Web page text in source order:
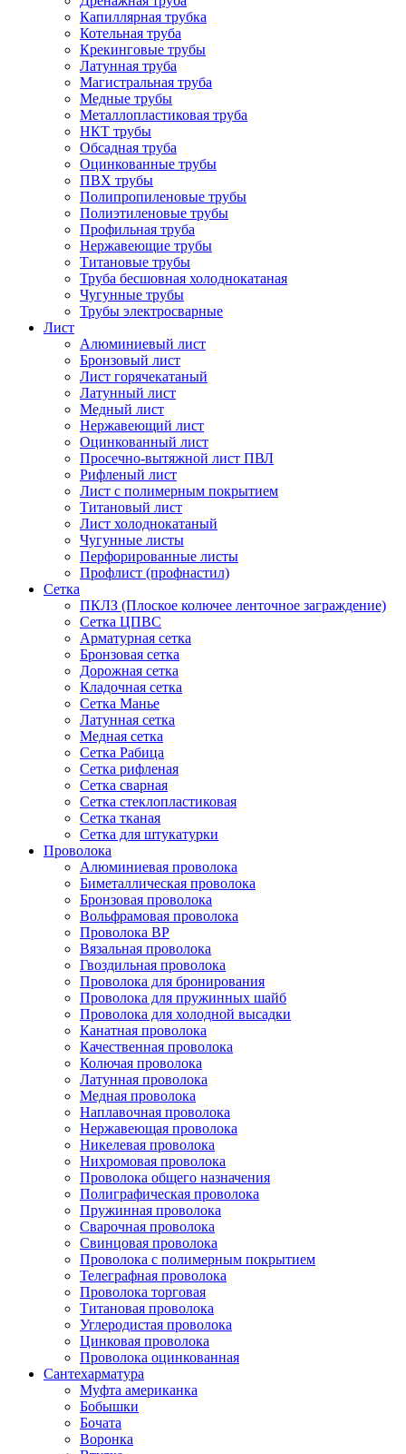
Капиллярная трубка
Котельная труба
Крекинговые трубы
Латунная труба
Магистральная труба
Медные трубы
Металлопластиковая труба
НКТ трубы
Обсадная труба
Оцинкованные трубы
ПВХ трубы
Полипропиленовые трубы
Полиэтиленовые трубы
Профильная труба
Нержавеющие трубы
Титановые трубы
Труба бесшовная холоднокатаная
Чугунные трубы
Трубы электросварные
Лист
Алюминиевый лист
Бронзовый лист
Лист горячекатаный
Латунный лист
Медный лист
Нержавеющий лист
Оцинкованный лист
Просечно-вытяжной лист ПВЛ
Рифленый лист
Лист с полимерным покрытием
Титановый лист
Лист холоднокатаный
Чугунные листы
Перфорированные листы
Профлист (профнастил)
Сетка
ПКЛЗ (Плоское колючее ленточное заграждение)
Сетка ЦПВС
Арматурная сетка
Бронзовая сетка
Дорожная сетка
Кладочная сетка
Сетка Манье
Латунная сетка
Медная сетка
Сетка Рабица
Сетка рифленая
Сетка сварная
Сетка стеклопластиковая
Сетка тканая
Сетка для штукатурки
Проволока
Алюминиевая проволока
Биметаллическая проволока
Бронзовая проволока
Вольфрамовая проволока
Проволока ВР
Вязальная проволока
Гвоздильная проволока
Проволока для бронирования
Проволока для пружинных шайб
Проволока для холодной высадки
Канатная проволока
Качественная проволока
Колючая проволока
Латунная проволока
Медная проволока
Наплавочная проволока
Нержавеющая проволока
Никелевая проволока
Нихромовая проволока
Проволока общего назначения
Полиграфическая проволока
Пружинная проволока
Сварочная проволока
Свинцовая проволока
Проволока с полимерным покрытием
Телеграфная проволока
Проволока торговая
Титановая проволока
Углеродистая проволока
Цинковая проволока
Проволока оцинкованная
Сантехарматура
Муфта американка
Бобышки
Бочата
Воронка